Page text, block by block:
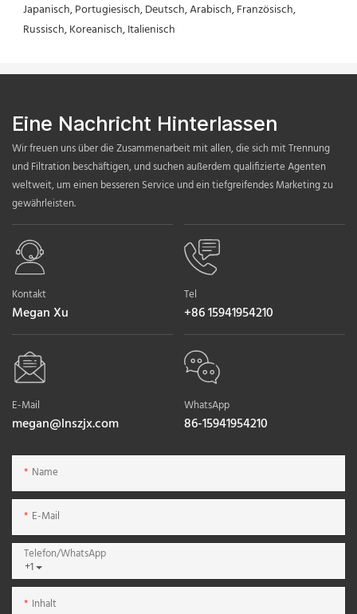
Japanisch, Portugiesisch, Deutsch, Arabisch, Französisch,
Russisch, Koreanisch, Italienisch
Eine Nachricht Hinterlassen
Wir freuen uns über die Zusammenarbeit mit allen, die sich mit Trennung
und Filtration beschäftigen, und suchen außerdem qualifizierte Agenten
weltweit, um einen besseren Service und ein tiefgreifendes Marketing zu
gewährleisten.
Kontakt
Megan Xu
Tel
+86 15941954210
E-Mail
megan@lnszjx.com
WhatsApp
86-15941954210
Name
E-Mail
+1
Telefon/WhatsApp
Inhalt